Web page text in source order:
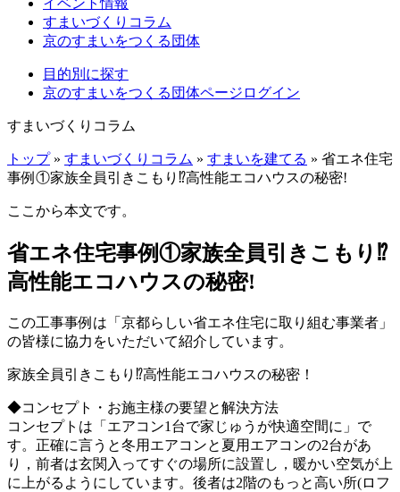
イベント情報
すまいづくりコラム
京のすまいをつくる団体
目的別に探す
京のすまいをつくる団体ページログイン
すまいづくりコラム
トップ» すまいづくりコラム » すまいを建てる » 省エネ住宅
事例①家族全員引きこもり⁉高性能エコハウスの秘密!
ここから本文です。
省エネ住宅事例①家族全員引きこもり⁉
高性能エコハウスの秘密!
この工事事例は「京都らしい省エネ住宅に取り組む事業者」
の皆様に協力をいただいて紹介しています。
家族全員引きこもり⁉高性能エコハウスの秘密！
◆コンセプト・お施主様の要望と解決方法
コンセプトは「エアコン1台で家じゅうが快適空間に」で
す。正確に言うと冬用エアコンと夏用エアコンの2台があ
り，前者は玄関入ってすぐの場所に設置し，暖かい空気が上
に上がるようにしています。後者は2階のもっと高い所(ロフ